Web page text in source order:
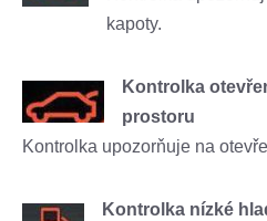
kapoty.
Kontrolka
prostoru
Kontrolka upozorňuje na
Kontrolka nízké